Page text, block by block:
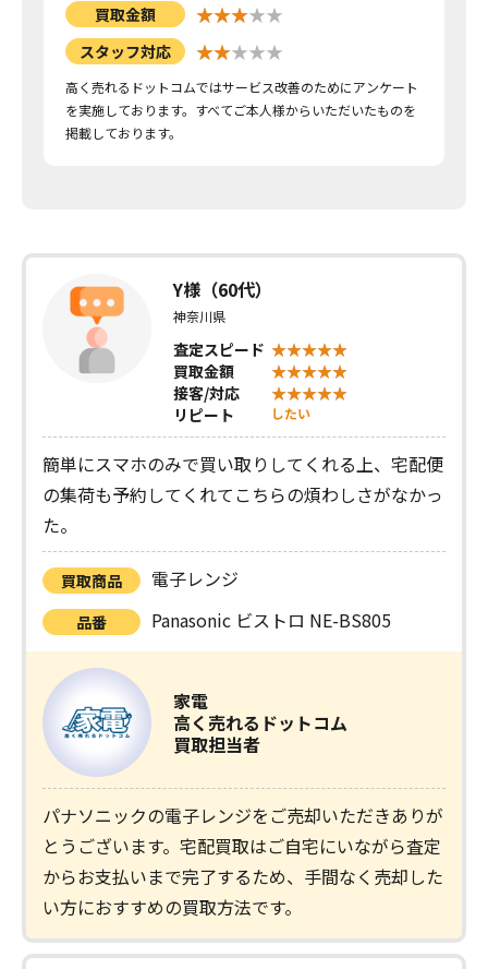
買取金額
スタッフ対応
高く売れるドットコムではサービス改善のためにアンケート
を実施しております。すべてご本人様からいただいたものを
掲載しております。
Y様（60代）
神奈川県
査定スピード
買取金額
接客/対応
リピート
したい
簡単にスマホのみで買い取りしてくれる上、宅配便
の集荷も予約してくれてこちらの煩わしさがなかっ
た。
買取商品 電子レンジ
品番 Panasonic ビストロ NE-BS805
家電
高く売れるドットコム
買取担当者
パナソニックの電子レンジをご売却いただきありが
とうございます。宅配買取はご自宅にいながら査定
からお支払いまで完了するため、手間なく売却した
い方におすすめの買取方法です。